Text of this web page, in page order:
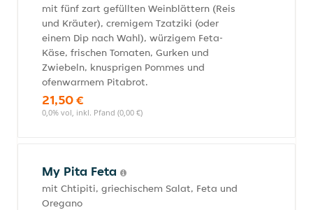
mit fünf zart gefüllten Weinblättern (Reis
und Kräuter), cremigem Tzatziki (oder
einem Dip nach Wahl), würzigem Feta-
Käse, frischen Tomaten, Gurken und
Zwiebeln, knusprigen Pommes und
ofenwarmem Pitabrot.
21,50 €
0,0% vol, inkl. Pfand (0,00 €)
My Pita Feta
mit Chtipiti, griechischem Salat, Feta und
Oregano